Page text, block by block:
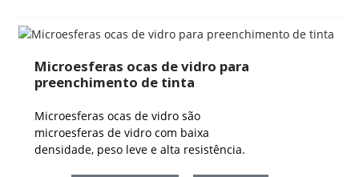
Microesferas ocas de vidro para
preenchimento de tinta
Microesferas ocas de vidro são
microesferas de vidro com baixa
densidade, peso leve e alta resistência.